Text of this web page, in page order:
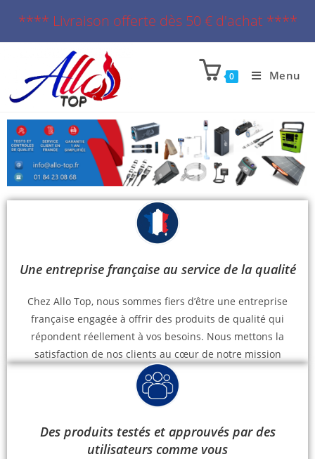
**** Livraison offerte dès 50 € d'achat ****
0 Menu
Une entreprise française au service de la qualité
Chez Allo Top, nous sommes fiers d’être une entreprise
française engagée à offrir des produits de qualité qui
répondent réellement à vos besoins. Nous mettons la
satisfaction de nos clients au cœur de notre mission
Des produits testés et approuvés par des
utilisateurs comme vous